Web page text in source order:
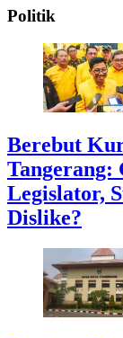
Politik
Berebut
Tangerang:
Legislator,
Dislike?